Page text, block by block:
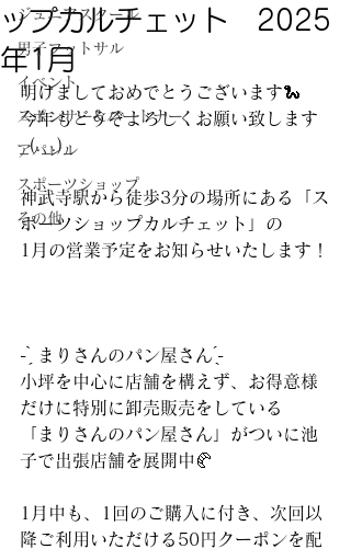
ジュニアスクール
男子フットサル
イベント
スポンサー&パートナー
アパレル
スポーツショップ
その他
ップカルチェット 2025
年1月
明けましておめでとうございます🐍
今年もどうぞよろしくお願い致します
_(._.)_
神武寺駅から徒歩3分の場所にある「ス
ポーツショップカルチェット」の
1月の営業予定をお知らせいたします！
- ̗̀ まりさんのパン屋さん‪ ̖́-‬
小坪を中心に店舗を構えず、お得意様
だけに特別に卸売販売をしている
「まりさんのパン屋さん」がついに池
子で出張店舗を展開中🥐
1月中も、1回のご購入に付き、次回以
降ご利用いただける50円クーポンを配